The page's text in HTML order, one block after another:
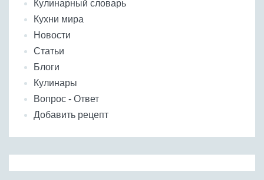
Кулинарный словарь
Кухни мира
Новости
Статьи
Блоги
Кулинары
Вопрос - Ответ
Добавить рецепт